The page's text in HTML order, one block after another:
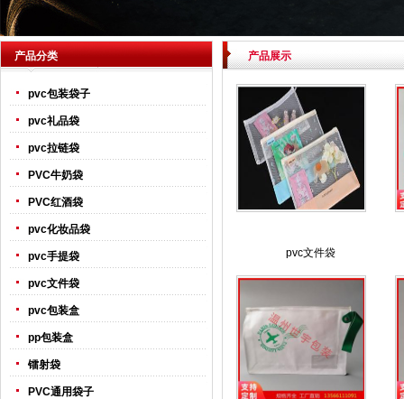
产品分类
pvc包装袋子
pvc礼品袋
pvc拉链袋
PVC牛奶袋
PVC红酒袋
pvc化妆品袋
pvc手提袋
pvc文件袋
pvc包装盒
pp包装盒
镭射袋
PVC通用袋子
产品展示
pvc文件袋